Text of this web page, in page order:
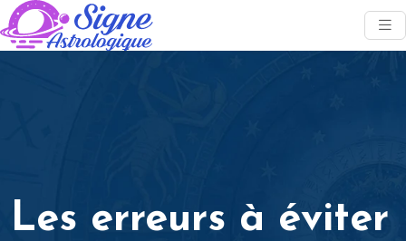
Les erreurs à éviter